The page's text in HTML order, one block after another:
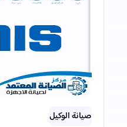
صيانة الوكيل